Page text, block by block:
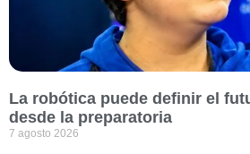
La robótica puede definir el
desde la preparatoria
7 agosto 2026